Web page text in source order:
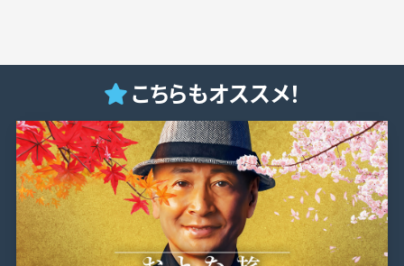
こちらもオススメ！